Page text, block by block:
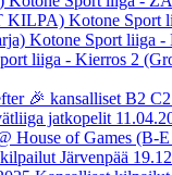
KILPA) Kotone Sport
Kotone Sport liiga -
liiga - Kierros 2
🎉 kansalliset B2
jatkopelit
House of Games (B-
Järvenpää